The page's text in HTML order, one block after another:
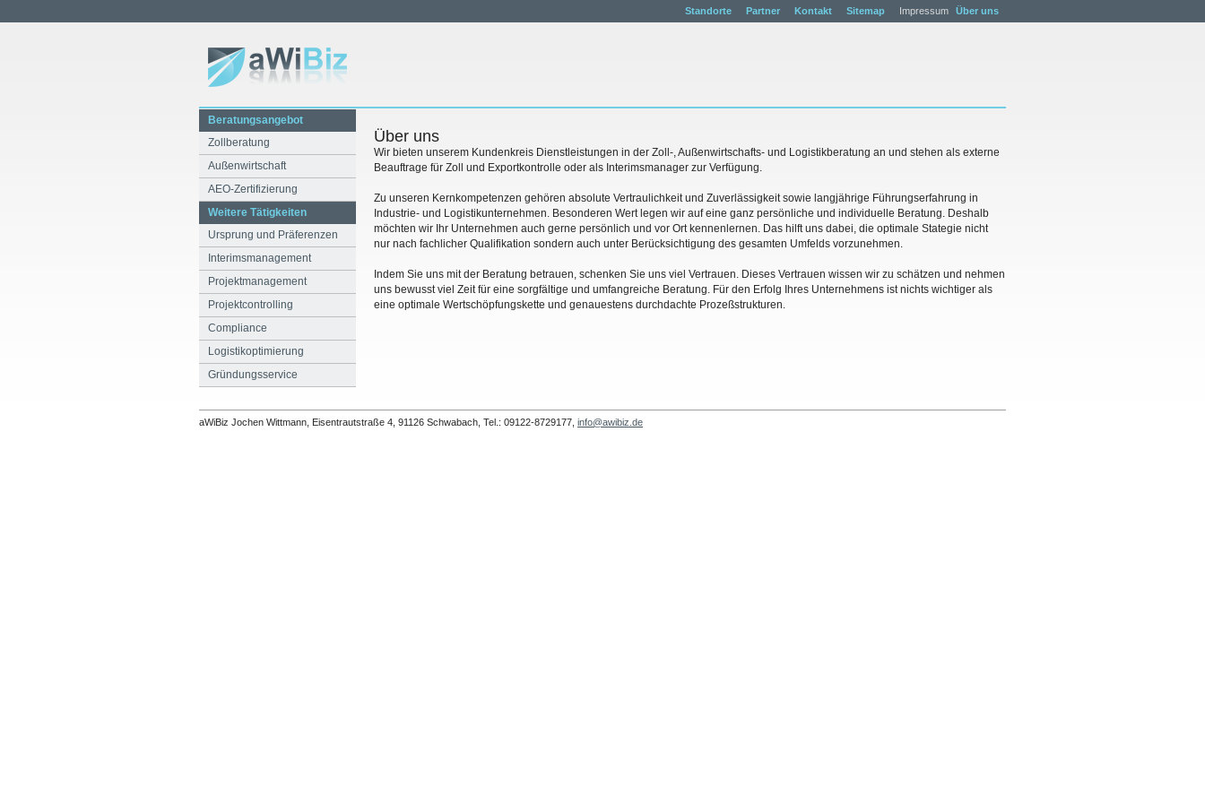
Standorte Partner Kontakt Sitemap Impressum Über uns
Beratungsangebot
Zollberatung
Außenwirtschaft
AEO-Zertifizierung
Weitere Tätigkeiten
Ursprung und Präferenzen
Interimsmanagement
Projektmanagement
Projektcontrolling
Compliance
Logistikoptimierung
Gründungsservice
Über uns
Wir bieten unserem Kundenkreis Dienstleistungen in der Zoll-, Außenwirtschafts- und Logistikberatung an und stehen als externe
Beauftrage für Zoll und Exportkontrolle oder als Interimsmanager zur Verfügung.
Zu unseren Kernkompetenzen gehören absolute Vertraulichkeit und Zuverlässigkeit sowie langjährige Führungserfahrung in
Industrie- und Logistikunternehmen. Besonderen Wert legen wir auf eine ganz persönliche und individuelle Beratung. Deshalb
möchten wir Ihr Unternehmen auch gerne persönlich und vor Ort kennenlernen. Das hilft uns dabei, die optimale Stategie nicht
nur nach fachlicher Qualifikation sondern auch unter Berücksichtigung des gesamten Umfelds vorzunehmen.
Indem Sie uns mit der Beratung betrauen, schenken Sie uns viel Vertrauen. Dieses Vertrauen wissen wir zu schätzen und nehmen
uns bewusst viel Zeit für eine sorgfältige und umfangreiche Beratung. Für den Erfolg Ihres Unternehmens ist nichts wichtiger als
eine optimale Wertschöpfungskette und genauestens durchdachte Prozeßstrukturen.
aWiBiz Jochen Wittmann, Eisentrautstraße 4, 91126 Schwabach, Tel.: 09122-8729177, info@awibiz.de